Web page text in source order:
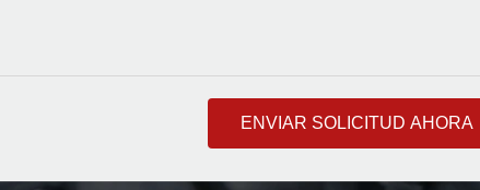
ENVIAR SOLICITUD AHORA